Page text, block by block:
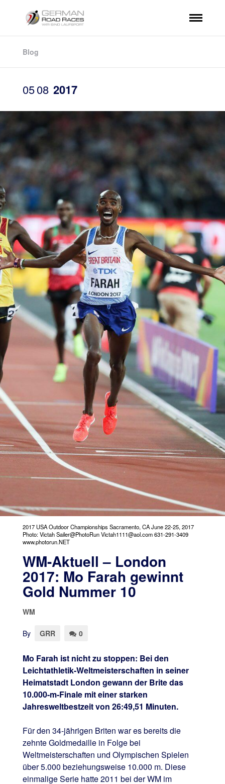
Blog
0508 2017
2017 USA Outdoor Championships Sacramento, CA June 22-25, 2017
Photo: Victah Sailer@PhotoRun Victah1111@aol.com 631-291-3409
www.photorun.NET
WM-Aktuell – London
2017: Mo Farah gewinnt
Gold Nummer 10
WM
By GRR 0
Mo Farah ist nicht zu stoppen: Bei den
Leichtathletik-Weltmeisterschaften in seiner
Heimatstadt London gewann der Brite das
10.000-m-Finale mit einer starken
Jahresweltbestzeit von 26:49,51 Minuten.
Für den 34-jährigen Briten war es bereits die
zehnte Goldmedaille in Folge bei
Weltmeisterschaften und Olympischen Spielen
über 5.000 beziehungsweise 10.000 m. Diese
einmalige Serie hatte 2011 bei der WM im